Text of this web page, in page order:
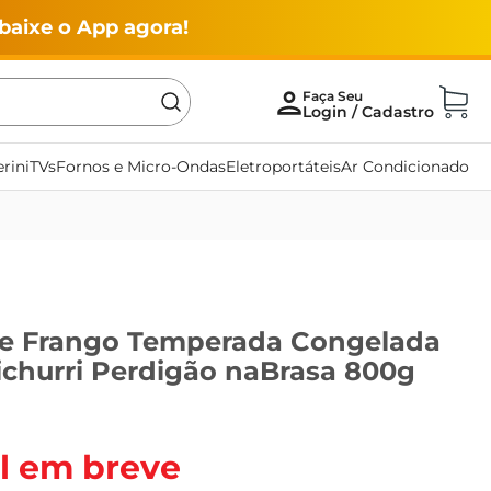
o App agora!
TVsFornos e Micro-OndasEletroportáteisAr Condicionado
Frango Temperada Congelada
Perdigão naBrasa 800g
em breve